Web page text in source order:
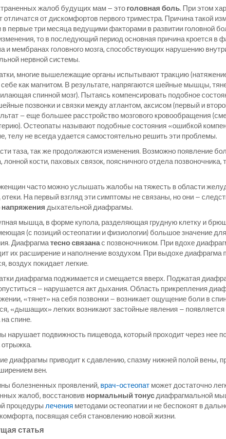
жалоб будущих мам – этоголовная боль. При этом
от дискомфортов первого триместра. Причина такой
первые три месяца ведущими факторами в развитии головной
то в последующий период основная причина кроется в
и мембранах головного мозга, способствующих нарушению
нервной системы.
многие вышележащие органы испытывают тракцию
себе как магнитом. В результате, напрягаются шейные мышцы,
спинной мозг). Пытаясь компенсировать подобное
позвонки и связки между атлантом, аксисом (первый и
– еще большее расстройство мозгового кровообращения
Остеопаты называют подобные состояния «ошибкой
телу не всегда удается самостоятельно решить эти проблемы.
таза, так же продолжаются изменения. Возможно появление
лонной кости, паховых связок, поясничного отдела
часто можно услышать жалобы на тяжесть в области
отеки. На первый взгляд эти симптомы не связаны, но они –
напряжениядыхательной диафрагмы.
мышца, в форме купола, разделяющая грудную клетку и
(с позиций остеопатии и физиологии) большое значение
Диафрагматесно связанас позвоночником. При вдохе
их расширение и наполнение воздухом. При выдохе диафрагма
воздух покидает легкие.
диафрагма поджимается и смещается вверх. Поджатая
– нарушается акт дыхания. Область прикрепления
«тянет» на себя позвонки – возникает ощущение боли в
«дышащих» легких возникают застойные явления –
спине.
нарушает подвижность пищевода, который проходит через нее
отрыжка.
диафрагмы приводит к сдавлению, спазму нижней полой вены,
вен.
болезненных проявлений,врач-остеопатможет достаточно
жалоб, восстановивнормальный тонусдиафрагмальной
процедурылечения методами остеопатии и не беспокоят в
посвящая себя становлению новой жизни.
статья